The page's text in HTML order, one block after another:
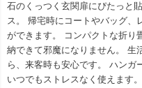
石のくっつく玄関扉にぴたっと
ス。 帰宅時にコートやバッグ、
ができます。 コンパクトな折り
納できて邪魔になりません。 生
ら、来客時も安心です。 ハンガ
いつでもストレスなく使えます